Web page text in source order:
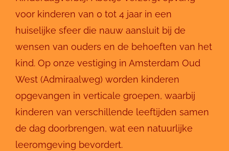
voor kinderen van 0 tot 4 jaar in een
huiselijke sfeer die nauw aansluit bij de
wensen van ouders en de behoeften van het
kind. Op onze vestiging in Amsterdam Oud
West (Admiraalweg) worden kinderen
opgevangen in verticale groepen, waarbij
kinderen van verschillende leeftijden samen
de dag doorbrengen, wat een natuurlijke
leeromgeving bevordert.